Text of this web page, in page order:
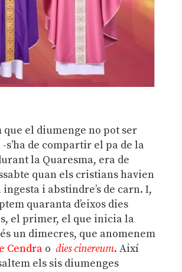
que el diumenge no pot ser
de compartir el pa de la
la Quaresma, era de
quan els cristians havien
i abstindre’s de carn. I,
quaranta d’eixos dies
el primer, el que inicia la
un dimecres, que anomenem
Cendrao dies cinereum. Així
els sis diumenges